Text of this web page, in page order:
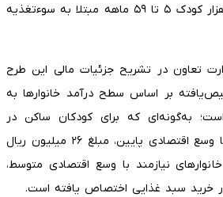
ویژه‌ای برای بیش از ۱۸۸ هزار کودک ۵ تا ۵۹ ماهه مبتلا به سوءتغذیه
تعاون در تشریح جزئیات مالی این طرح
بر اساس سطح درآمد خانوارها به
به‌گونه‌ای که برای کودکان ساکن در
خانوارهای بسیار نیازمند با وسع اقتصادی پایین، مبلغ ۲۶ میلیون ریال
نیازمند با وسع اقتصادی متوسط،